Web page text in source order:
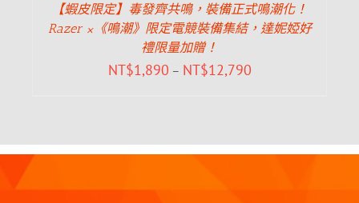
【蝦皮限定】毒發齊共鳴，裝備正式鳴潮化！
Razer ×《鳴潮》限定電競裝備集結，達妮婭好
禮限量加贈！
NT$1,890 – NT$12,790